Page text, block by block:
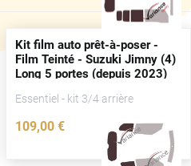
Kit film auto prêt-à-poser -
Film Teinté - Suzuki Jimny (4)
Long 5portes (depuis 2023)
Essentiel - kit 3/4 arrière
109,00 €